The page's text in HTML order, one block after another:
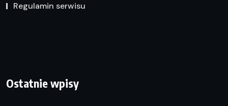
Regulamin serwisu
Ostatnie wpisy